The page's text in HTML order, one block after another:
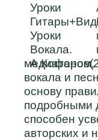
медиатором,
вокала и
основу
подробными
способен
авторских и